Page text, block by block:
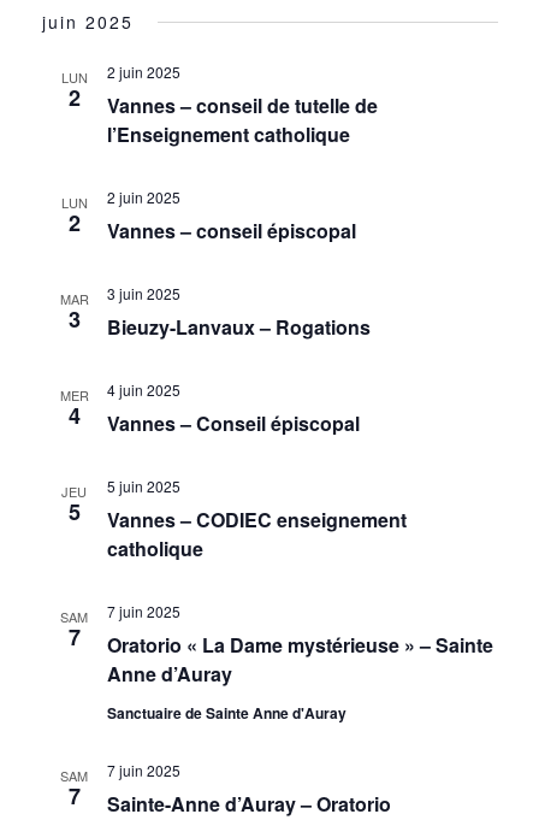
juin 2025
LUN
2
Vannes – conseil de tutelle de
l’Enseignement catholique
2 juin 2025
LUN
2 Vannes – conseil épiscopal
2 juin 2025
MAR
3 Bieuzy-Lanvaux – Rogations
3 juin 2025
MER
4 Vannes – Conseil épiscopal
4 juin 2025
JEU
5
Vannes – CODIEC enseignement
catholique
5 juin 2025
SAM
7
Oratorio « La Dame mystérieuse » – Sainte
Anne d’Auray
7 juin 2025
Sanctuaire de Sainte Anne d'Auray
SAM
7 Sainte-Anne d’Auray – Oratorio
7 juin 2025